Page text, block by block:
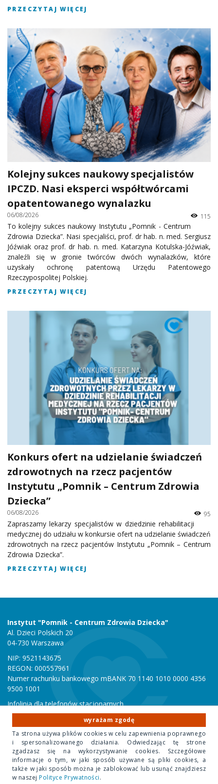
PRZECZYTAJ WIĘCEJ
Kolejny sukces naukowy specjalistów
IPCZD. Nasi eksperci współtwórcami
opatentowanego wynalazku
06/08/2026 115
To kolejny sukces naukowy Instytutu „Pomnik - Centrum
Zdrowia Dziecka”. Nasi specjaliści, prof. dr hab. n. med. Sergiusz
Jóźwiak oraz prof. dr hab. n. med. Katarzyna Kotulska-Jóźwiak,
znaleźli się w gronie twórców dwóch wynalazków, które
uzyskały ochronę patentową Urzędu Patentowego
Rzeczypospolitej Polskiej.
PRZECZYTAJ WIĘCEJ
Konkurs ofert na udzielanie świadczeń
zdrowotnych na rzecz pacjentów
Instytutu „Pomnik – Centrum Zdrowia
Dziecka”
06/08/2026 95
Zapraszamy lekarzy specjalistów w dziedzinie rehabilitacji
medycznej do udziału w konkursie ofert na udzielanie świadczeń
zdrowotnych na rzecz pacjentów Instytutu „Pomnik – Centrum
Zdrowia Dziecka”.
PRZECZYTAJ WIĘCEJ
Instytut "Pomnik - Centrum Zdrowia Dziecka"
Al. Dzieci Polskich 20
04-730 Warszawa
NIP: 9521143675
REGON: 000557961
Numer rachunku bankowego mBANK 70 1140 1010 0000 4356
9500 1001
Infolinia dla telefonów stacjonarnych
801 051 000
Infolinia dla telefonów komórkowych
22 815 10 00
Copyright 2020 Instytut "Pomnik Centrum Zdrowia Dziecka"
Design Park- projektowanie stron internetowych
wyrażam zgodę
Ta strona używa plików cookies w celu zapewnienia poprawnego
i spersonalizowanego działania. Odwiedzając tę strone
zgadzasz się na wykorzystywanie cookies. Szczegółowe
informacje o tym, w jaki sposób używane są pliki cookies, a
także w jaki sposób można je zablokować lub usunąć znajdziesz
w naszejPolityce Prywatności.